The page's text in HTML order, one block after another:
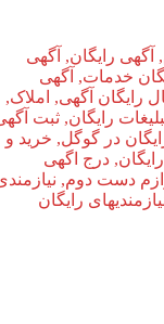
رایگان, آگهی
خدمات, آگهی
آگهی, املاک,
رایگان, ثبت آگهی
در گوگل, خرید و
درج اگهی
دست دوم, نیازمندی
رایگان